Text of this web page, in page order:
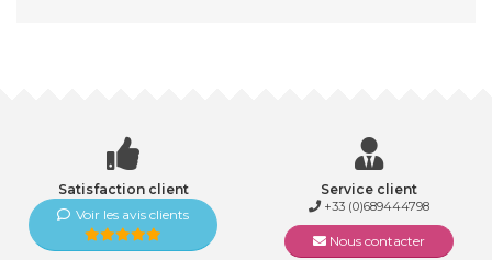
Satisfaction client
Voir les avis clients
Service client
+33 (0)689444798
Nous contacter